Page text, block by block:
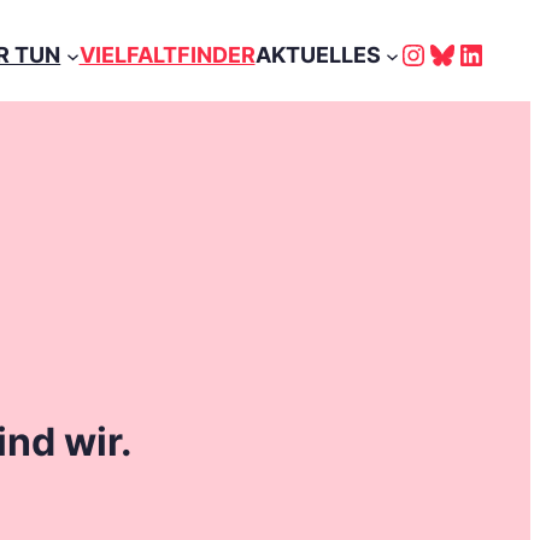
TUN VIELFALTFINDERAKTUELLES Instagram
Bluesky
wir.